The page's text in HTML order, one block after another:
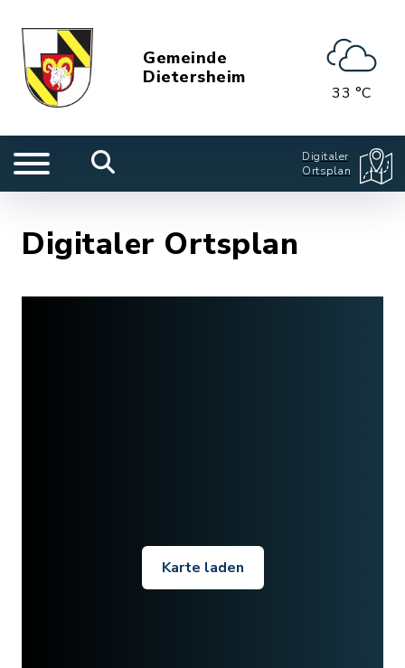
Gemeinde
Dietersheim
33 °C
Digitaler
Ortsplan
Digitaler Ortsplan
Karte laden